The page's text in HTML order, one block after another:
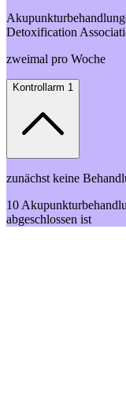
Detoxification
zweimal pro Woche
Kontrollarm 1
zunächst keine
10
abgeschlossen ist